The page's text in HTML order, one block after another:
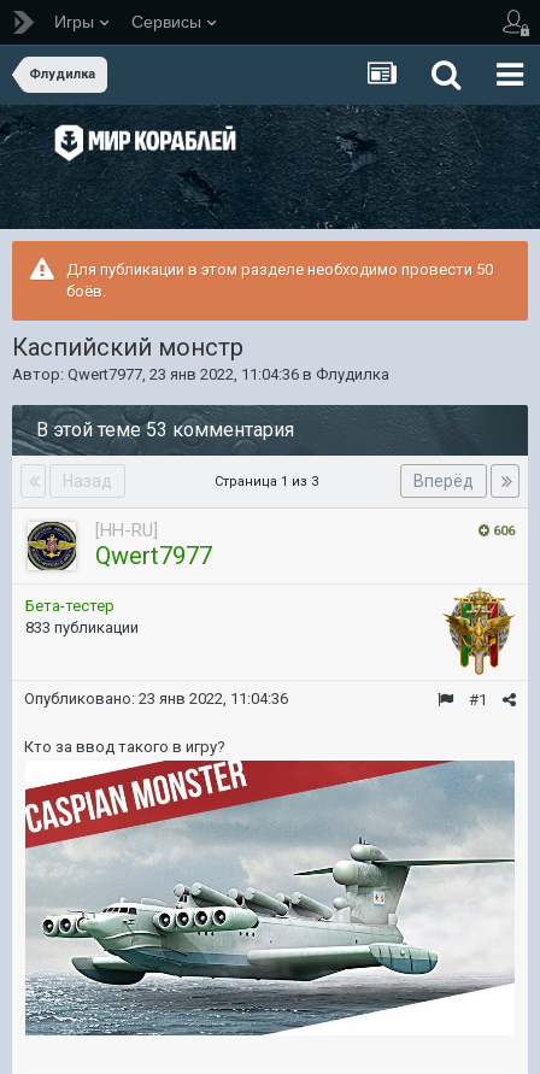
Игры Сервисы
Флудилка
Для публикации в этом разделе необходимо провести 50
боёв.
Каспийский монстр
Автор: Qwert7977, 23 янв 2022, 11:04:36 в Флудилка
В этой теме 53 комментария
Назад Вперёд
Страница 1 из 3
606
[HH-RU]
Qwert7977
Бета-тестер
833 публикации
#1
Опубликовано: 23 янв 2022, 11:04:36
Кто за ввод такого в игру?